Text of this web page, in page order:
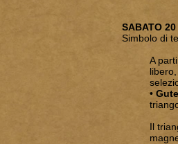
SABATO
Simbolo di
A
•
Il